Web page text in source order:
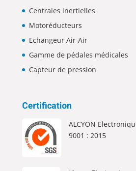
Centrales inertielles
Motoréducteurs
Echangeur Air-Air
Gamme de pédales médicales
Capteur de pression
Certification
ALCYON
9001 : 2015